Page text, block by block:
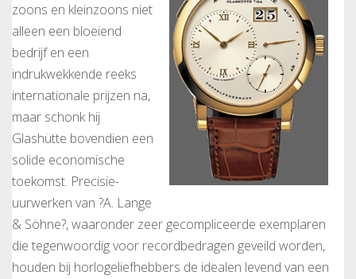
zoons en kleinzoons niet
alleen een bloeiend
bedrijf en een
indrukwekkende reeks
internationale prijzen na,
maar schonk hij
Glashütte bovendien een
solide economische
toekomst. Precisie-
uurwerken van ?A. Lange
& Söhne?, waaronder zeer gecompliceerde exemplaren
die tegenwoordig voor recordbedragen geveild worden,
houden bij horlogeliefhebbers de idealen levend van een